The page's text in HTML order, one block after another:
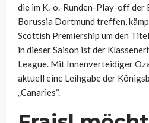
die im K.-o.-Runden-Play-off der
Borussia Dortmund treffen,
Scottish Premiership um den
in dieser Saison ist der
League. Mit Innenverteidiger
aktuell eine Leihgabe der
„Canaries“.